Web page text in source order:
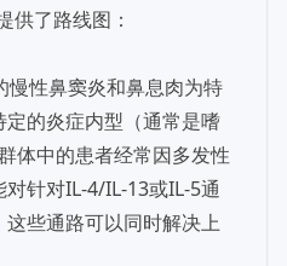
供了路线图：
性鼻窦炎和鼻息肉为特
的炎症内型（通常是嗜
体中的患者经常因多发性
针对IL-4/IL-13或IL-5通
些通路可以同时解决上